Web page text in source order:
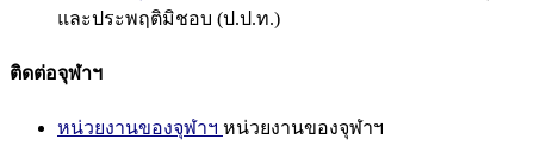
และประพฤติมิชอบ (ป.ป.ท.)
ติดต่อจุฬาฯ
หน่วยงานของจุฬาฯ หน่วยงานของจุฬาฯ